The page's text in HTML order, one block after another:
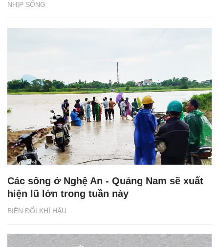
NHỊP SỐNG
BIẾN ĐỔI KHÍ HẬU
Các sông ở Nghệ An - Quảng Nam sẽ xuất
hiện lũ lớn trong tuần này